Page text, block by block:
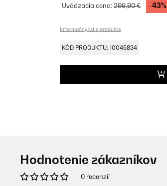
Uvádzacia cena:299,90 € -43%
Informačný list o produkte
KÓD PRODUKTU: 10045834
Hodnotenie zákazníkov
0 recenzií